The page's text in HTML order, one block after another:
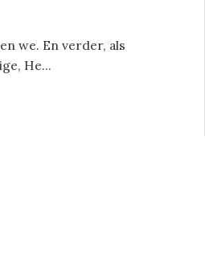
we. En verder, als
He...